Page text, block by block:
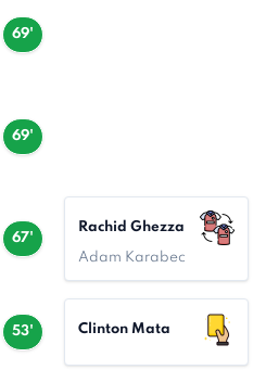
69'
69'
67'
Rachid Ghezza
Adam Karabec
53' Clinton Mata